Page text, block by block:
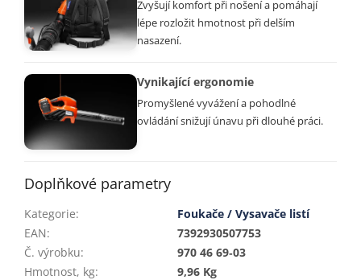
Zvyšují komfort při nošení a pomáhají
lépe rozložit hmotnost při delším
nasazení.
Vynikající ergonomie
Promyšlené vyvážení a pohodlné
ovládání snižují únavu při dlouhé práci.
Doplňkové parametry
Kategorie:
Foukače / Vysavače listí
EAN:
7392930507753
Č. výrobku:
970 46 69‑03
Hmotnost, kg:
9,96 Kg